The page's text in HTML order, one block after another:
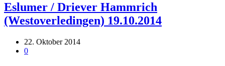
Eslumer / Driever Hammrich
(Westoverledingen) 19.10.2014
22. Oktober 2014
0